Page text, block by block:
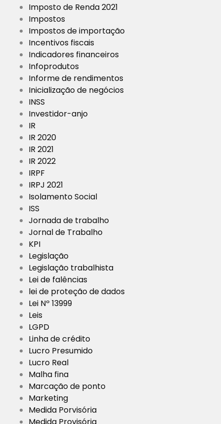
Imposto de Renda 2021
Impostos
Impostos de importação
Incentivos fiscais
Indicadores financeiros
Infoprodutos
Informe de rendimentos
Inicialização de negócios
INSS
Investidor-anjo
IR
IR 2020
IR 2021
IR 2022
IRPF
IRPJ 2021
Isolamento Social
ISS
Jornada de trabalho
Jornal de Trabalho
KPI
Legislação
Legislação trabalhista
Lei de falências
lei de proteção de dados
Lei Nº 13999
Leis
LGPD
Linha de crédito
Lucro Presumido
Lucro Real
Malha fina
Marcação de ponto
Marketing
Medida Porvisória